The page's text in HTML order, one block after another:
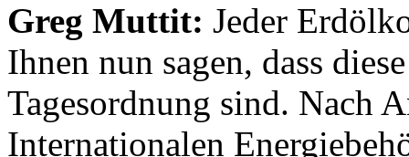
Greg Muttit: Jeder
Ihnen nun sagen, dass
Tagesordnung sind. Nach
Internationalen